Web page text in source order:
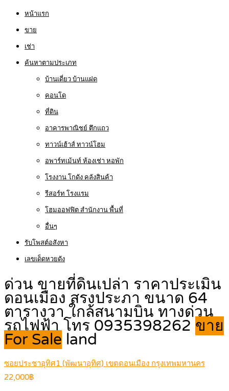
หน้าแรก
ขาย
เช่า
ค้นหาตามประเภท
บ้านเดี่ยว บ้านแฝด
คอนโด
ที่ดิน
อาคารพาณิชย์ ตึกแถว
ทาวน์เฮ้าส์ ทาวน์โฮม
อพาร์ทเม้นท์ ห้องเช่า หอพัก
โรงงาน โกดัง คลังสินค้า
รีสอร์ท โรงแรม
โฮมออฟฟิต สำนักงาน พื้นที่
อื่นๆ
รับโพสต์อสังหา
เลขเด็ดหวยดัง
ด่วน ขายที่ดินเปล่า ราคาประเมิน
ดอนเมือง สรงประภา ขนาด 64
ตารางวา ใกล้สนามบิน ทางด่วน
รถไฟฟ้า โทร 0935398262 ขาย
For Sale land
ซอยประชาอุทิศ1 (พัฒนาอุทิศ) เขตดอนเมือง กรุงเทพมหานคร
22,000฿